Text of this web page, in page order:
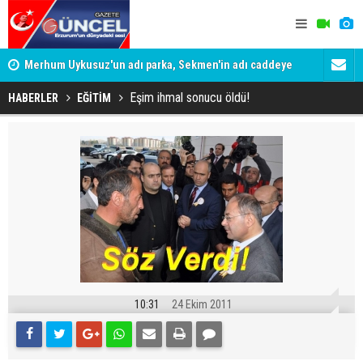
Merhum Uykusuz'un adı parka, Sekmen'in adı caddeye
verildi
HABERLER EĞİTİM Eşim ihmal sonucu öldü!
10:31 24 Ekim 2011